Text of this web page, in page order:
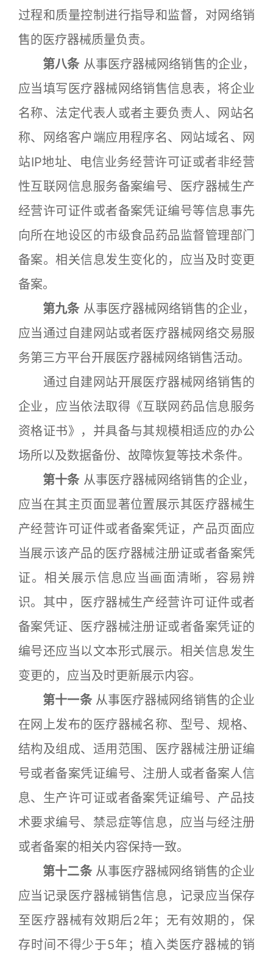
过程和质量控制进行指导和监督，对网络销
售的医疗器械质量负责。
第八条 从事医疗器械网络销售的企业，
应当填写医疗器械网络销售信息表，将企业
名称、法定代表人或者主要负责人、网站名
称、网络客户端应用程序名、网站域名、网
站IP地址、电信业务经营许可证或者非经营
性互联网信息服务备案编号、医疗器械生产
经营许可证件或者备案凭证编号等信息事先
向所在地设区的市级食品药品监督管理部门
备案。相关信息发生变化的，应当及时变更
备案。
第九条 从事医疗器械网络销售的企业，
应当通过自建网站或者医疗器械网络交易服
务第三方平台开展医疗器械网络销售活动。
通过自建网站开展医疗器械网络销售的
企业，应当依法取得《互联网药品信息服务
资格证书》，并具备与其规模相适应的办公
场所以及数据备份、故障恢复等技术条件。
第十条 从事医疗器械网络销售的企业，
应当在其主页面显著位置展示其医疗器械生
产经营许可证件或者备案凭证，产品页面应
当展示该产品的医疗器械注册证或者备案凭
证。相关展示信息应当画面清晰，容易辨
识。其中，医疗器械生产经营许可证件或者
备案凭证、医疗器械注册证或者备案凭证的
编号还应当以文本形式展示。相关信息发生
变更的，应当及时更新展示内容。
第十一条从事医疗器械网络销售的企业
在网上发布的医疗器械名称、型号、规格、
结构及组成、适用范围、医疗器械注册证编
号或者备案凭证编号、注册人或者备案人信
息、生产许可证或者备案凭证编号、产品技
术要求编号、禁忌症等信息，应当与经注册
或者备案的相关内容保持一致。
第十二条从事医疗器械网络销售的企业
应当记录医疗器械销售信息，记录应当保存
至医疗器械有效期后2年；无有效期的，保
存时间不得少于5年；植入类医疗器械的销